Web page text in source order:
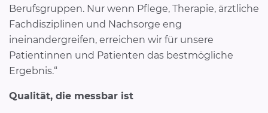
Berufsgruppen. Nur wenn Pflege, Therapie, ärztliche
Fachdisziplinen und Nachsorge eng
ineinandergreifen, erreichen wir für unsere
Patientinnen und Patienten das bestmögliche
Ergebnis.“
Qualität, die messbar ist